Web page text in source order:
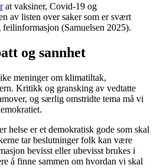
at vaksiner, Covid-19 og
av listen over saker som er svært
feilinformasjon (Samuelsen 2025).
og sannhet
meninger om klimatiltak,
Kritikk og gransking av vedtatte
og særlig omstridte tema må vi
helse er et demokratisk gode som skal
tar beslutninger folk kan være
bevisst eller ubevisst brukes i
å finne sammen om hvordan vi skal